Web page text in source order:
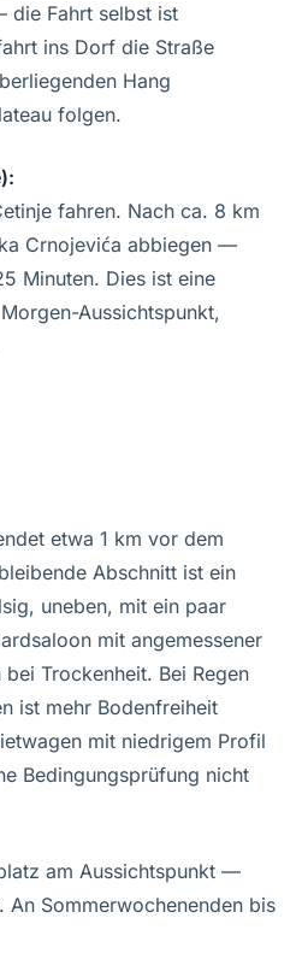
die Fahrt selbst ist
ins Dorf die Straße
Hang
folgen.
fahren. Nach ca. 8 km
Crnojevića abbiegen —
Minuten. Dies ist eine
Aussichtspunkt,
etwa 1 km vor dem
Abschnitt ist ein
uneben, mit ein paar
mit angemessener
Trockenheit. Bei Regen
ist mehr Bodenfreiheit
mit niedrigem Profil
Bedingungsprüfung nicht
am Aussichtspunkt —
An Sommerwochenenden bis